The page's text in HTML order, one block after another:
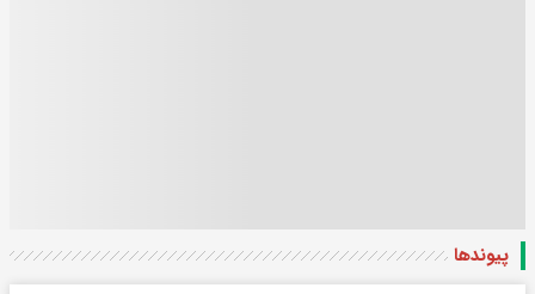
پیوندها